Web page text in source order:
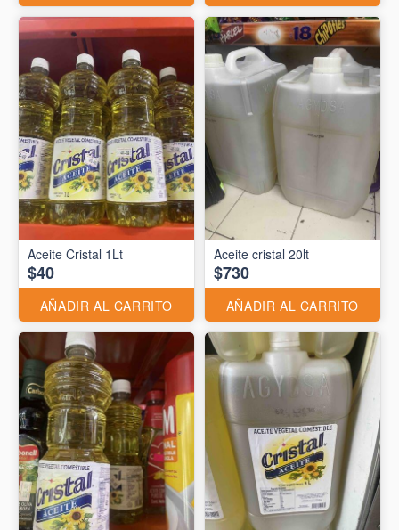
Aceite Cristal 1Lt
$40
AÑADIR AL CARRITO
Aceite cristal 20lt
$730
AÑADIR AL CARRITO